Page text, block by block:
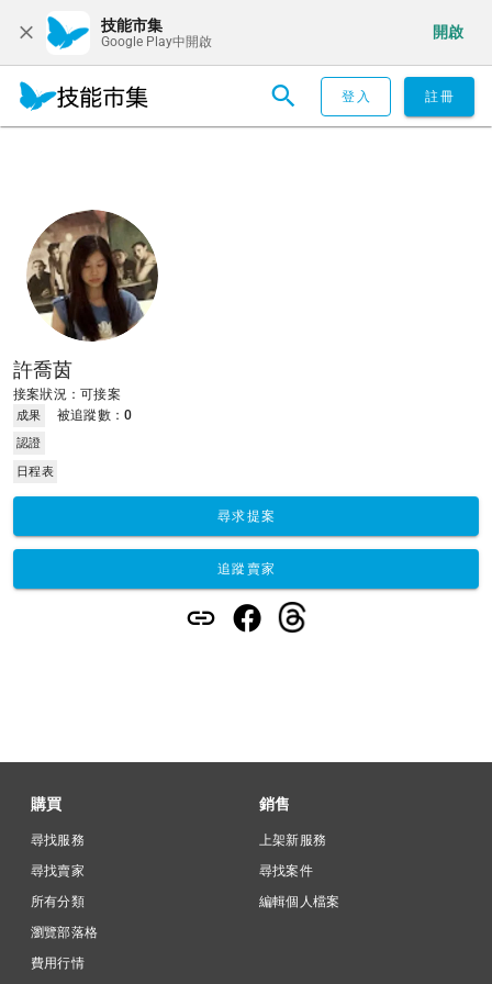
技能市集
Google Play中開啟
開啟
登入 註冊
許喬茵
接案狀況：可接案
成果 被追蹤數：0
認證
日程表
尋求提案
追蹤賣家
購買
尋找服務
尋找賣家
所有分類
瀏覽部落格
費用行情
銷售
上架新服務
尋找案件
編輯個人檔案